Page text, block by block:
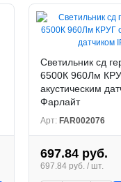
Светильник сд
6500К 960Лм
акустическим
Фарлайт
Арт: FAR002076
697.84 руб.
697.84 руб. / шт.